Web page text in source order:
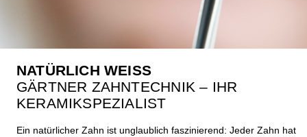
NATÜRLICH WEISS
GÄRTNER ZAHNTECHNIK – IHR
KERAMIKSPEZIALIST
Ein natürlicher Zahn ist unglaublich faszinierend: Jeder Zahn hat